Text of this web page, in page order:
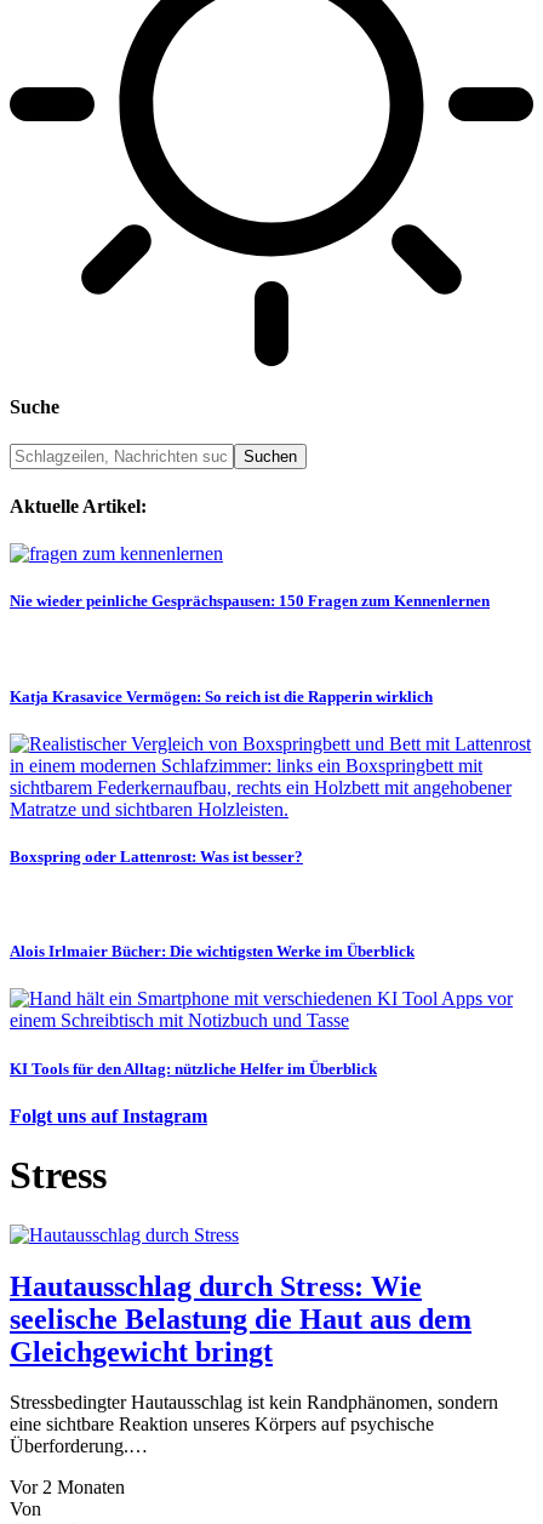
Suche
Aktuelle Artikel:
Nie wieder peinliche Gesprächspausen: 150 Fragen zum Kennenlernen
Katja Krasavice Vermögen: So reich ist die Rapperin wirklich
Boxspring oder Lattenrost: Was ist besser?
Alois Irlmaier Bücher: Die wichtigsten Werke im Überblick
KI Tools für den Alltag: nützliche Helfer im Überblick
Folgt uns auf Instagram
Stress
Hautausschlag durch Stress: Wie
seelische Belastung die Haut aus dem
Gleichgewicht bringt
Stressbedingter Hautausschlag ist kein Randphänomen, sondern
eine sichtbare Reaktion unseres Körpers auf psychische
Überforderung.…
Vor 2 Monaten
Von